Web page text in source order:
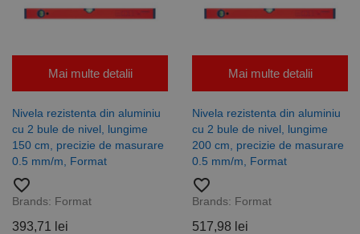
Mai multe detalii
Nivela rezistenta din aluminiu
cu 2 bule de nivel, lungime
150 cm, precizie de masurare
0.5 mm/m, Format
favorite_border
Brands: Format
393,71 lei
Mai multe detalii
Nivela rezistenta din aluminiu
cu 2 bule de nivel, lungime
200 cm, precizie de masurare
0.5 mm/m, Format
favorite_border
Brands: Format
517,98 lei
Script.com
de
consimțământ
ale cookie-
urilor
Este necesar
ca bannerul
cookie
Cookie-
PHPSESSID
PHP.net
65 ani 8
Privacy Policy